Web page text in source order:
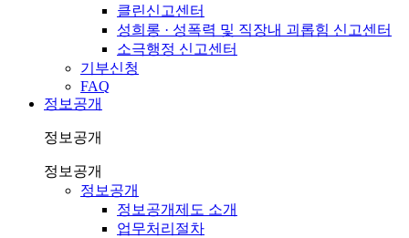
클린신고센터
성희롱 · 성폭력 및 직장내 괴롭힘 신고센터
소극행정 신고센터
기부신청
FAQ
정보공개
정보공개
정보공개
정보공개
정보공개제도 소개
업무처리절차